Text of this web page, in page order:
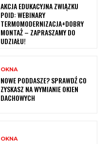
AKCJA EDUKACYJNA ZWIĄZKU
POID: WEBINARY
TERMOMODERNIZACJA+DOBRY
MONTAŻ – ZAPRASZAMY DO
UDZIAŁU!
OKNA
NOWE PODDASZE? SPRAWDŹ CO
ZYSKASZ NA WYMIANIE OKIEN
DACHOWYCH
OKNA